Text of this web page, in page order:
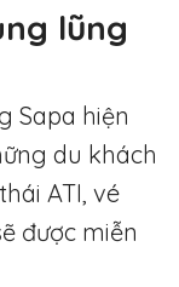
lũng
Sapa hiện
du khách
ATI, vé
được miễn